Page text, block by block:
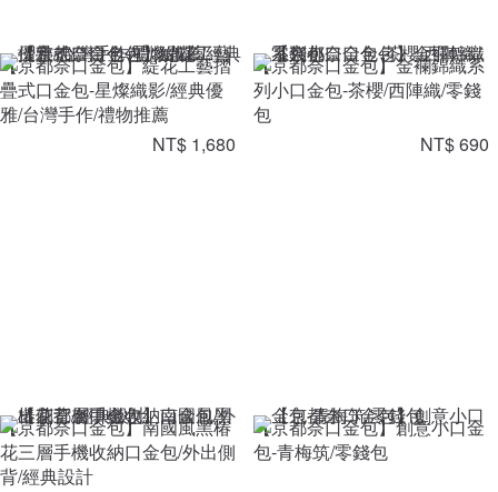
【京都奈口金包】緹花工藝摺
疊式口金包-星燦織影/經典優
雅/台灣手作/禮物推薦
NT$ 1,680
【京都奈口金包】金襴錦織系
列小口金包-茶櫻/西陣織/零錢
包
NT$ 690
【京都奈口金包】南國風黑椿
花三層手機收納口金包/外出側
背/經典設計
【京都奈口金包】創意小口金
包-青梅筑/零錢包